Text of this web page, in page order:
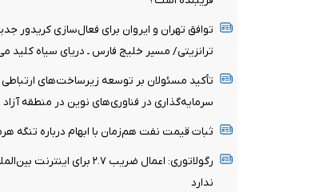
توافق تهران و ایروان برای فعال‌سازی کریدور
ترانزیتی/ مسیر خلیج فارس ـ دریای سیاه کلید
تأکید مسئولان بر توسعه زیرساخت‌های ارتباطی
سرمایه‌گذاری در فناوری‌های نوین در منطقه آزاد
ثبات قیمت نفت هم‌زمان با ابهام درباره تنگه
رگولاتوری: اعمال ضریب ۲.۷ برای
ندارد